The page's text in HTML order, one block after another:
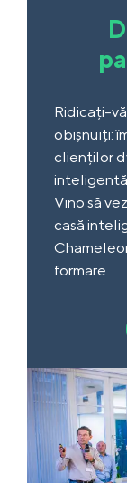
Ridicați-
obișnuiți:
clienților
Vino să
casă
formare.